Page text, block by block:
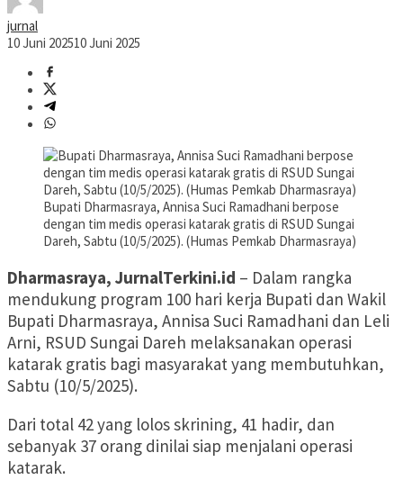
jurnal
10 Juni 202510 Juni 2025
Bupati Dharmasraya, Annisa Suci Ramadhani berpose
dengan tim medis operasi katarak gratis di RSUD Sungai
Dareh, Sabtu (10/5/2025). (Humas Pemkab Dharmasraya)
Dharmasraya, JurnalTerkini.id – Dalam rangka
mendukung program 100 hari kerja Bupati dan Wakil
Bupati Dharmasraya, Annisa Suci Ramadhani dan Leli
Arni, RSUD Sungai Dareh melaksanakan operasi
katarak gratis bagi masyarakat yang membutuhkan,
Sabtu (10/5/2025).
Dari total 42 yang lolos skrining, 41 hadir, dan
sebanyak 37 orang dinilai siap menjalani operasi
katarak.